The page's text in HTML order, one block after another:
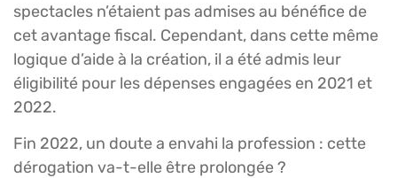
spectacles n’étaient pas admises au bénéfice de
cet avantage fiscal. Cependant, dans cette même
logique d’aide à la création, il a été admis leur
éligibilité pour les dépenses engagées en 2021 et
2022.
Fin 2022, un doute a envahi la profession : cette
dérogation va-t-elle être prolongée ?